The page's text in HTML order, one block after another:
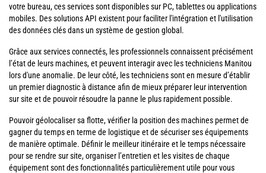
votre bureau, ces services sont disponibles sur PC, tablettes ou applications
mobiles. Des solutions API existent pour faciliter l'intégration et l'utilisation
des données clés dans un système de gestion global.
Grâce aux services connectés, les professionnels connaissent précisément
l’état de leurs machines, et peuvent interagir avec les techniciens Manitou
lors d'une anomalie. De leur côté, les techniciens sont en mesure d’établir
un premier diagnostic à distance afin de mieux préparer leur intervention
sur site et de pouvoir résoudre la panne le plus rapidement possible.
Pouvoir géolocaliser sa flotte, vérifier la position des machines permet de
gagner du temps en terme de logistique et de sécuriser ses équipements
de manière optimale. Définir le meilleur itinéraire et le temps nécessaire
pour se rendre sur site, organiser l’entretien et les visites de chaque
équipement sont des fonctionnalités particulièrement utile pour vous